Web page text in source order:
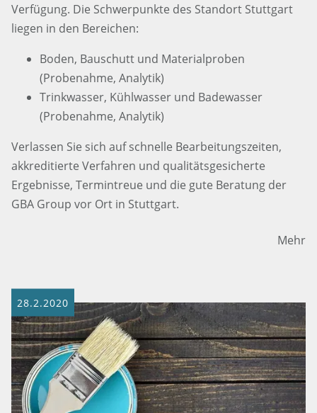
Verfügung. Die Schwerpunkte des Standort Stuttgart
liegen in den Bereichen:
Boden, Bauschutt und Materialproben
(Probenahme, Analytik)
Trinkwasser, Kühlwasser und Badewasser
(Probenahme, Analytik)
Verlassen Sie sich auf schnelle Bearbeitungszeiten,
akkreditierte Verfahren und qualitätsgesicherte
Ergebnisse, Termintreue und die gute Beratung der
GBA Group vor Ort in Stuttgart.
Mehr
28.2.2020